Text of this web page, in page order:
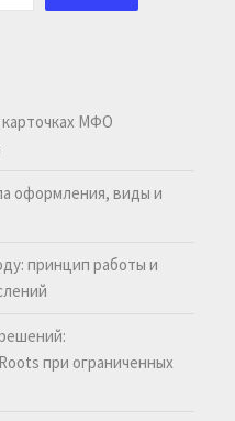
карточках МФО
оформления, виды и
принцип работы и
при ограниченных